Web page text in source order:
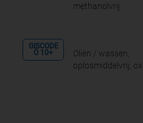
methanolvrij
GISCODE
Ö 10+
Oliën / wassen,
oplosmiddelvrij,